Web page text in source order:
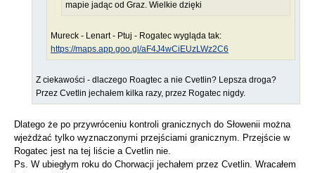
mapie jadąc od Graz. Wielkie dzięki
Mureck - Lenart - Ptuj - Rogatec wygląda tak:
https://maps.app.goo.gl/aF4J4wCiEUzLWz2C6
Z ciekawości - dlaczego Roagtec a nie Cvetlin? Lepsza droga?
Przez Cvetlin jechałem kilka razy, przez Rogatec nigdy.
Dlatego że po przywróceniu kontroli granicznych do Słowenii można
wjeżdżać tylko wyznaczonymi przejściami granicznym. Przejście w
Rogatec jest na tej liście a Cvetlin nie.
Ps. W ubiegłym roku do Chorwacji jechałem przez Cvetlin. Wracałem